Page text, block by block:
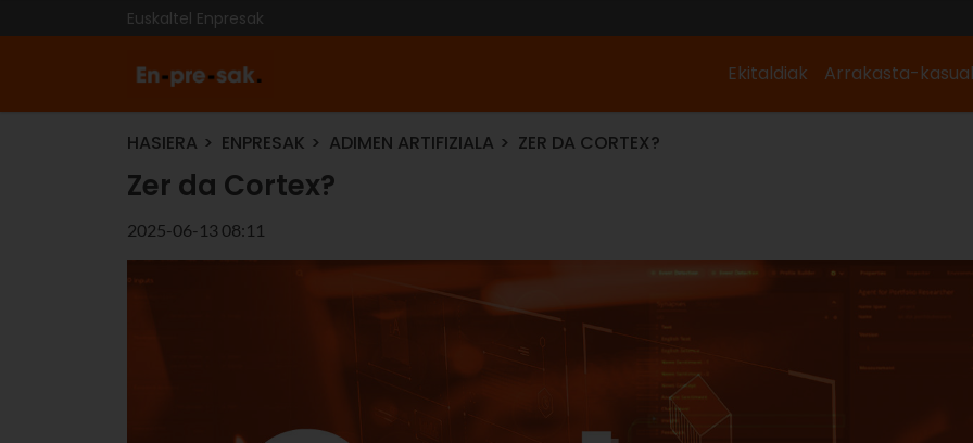
Euskaltel Enpresak
Ekitaldiak Arrakasta-
HASIERA ENPRESAK ADIMEN ARTIFIZIALA ZER DA CORTEX?
Zer da Cortex?
2025-06-13 08:11